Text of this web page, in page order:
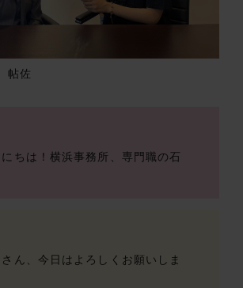
帖佐
にちは！横浜事務所、専門職の石
ん、今日はよろしくお願いしま